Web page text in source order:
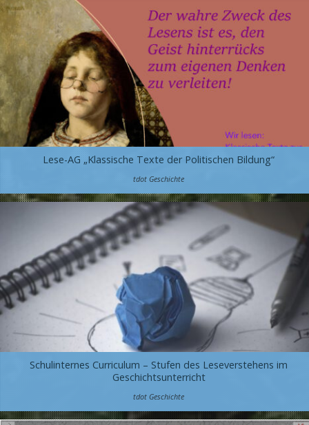
Lese-AG „Klassische Texte der Politischen Bildung“
tdot Geschichte
Schulinternes Curriculum – Stufen des Leseverstehens im
Geschichtsunterricht
tdot Geschichte